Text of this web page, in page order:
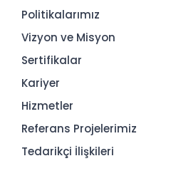
Politikalarımız
Vizyon ve Misyon
Sertifikalar
Kariyer
Hizmetler
Referans Projelerimiz
Tedarikçi İlişkileri